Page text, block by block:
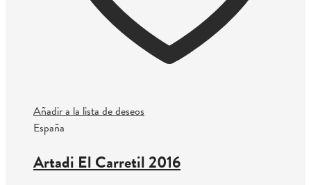
Añadir a la lista de deseos
España
Artadi El Carretil 2016